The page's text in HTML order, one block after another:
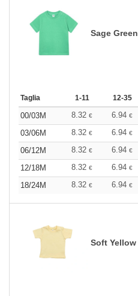
Sage Green
Taglia 1-11 12-35
00/03M 8.32 € 6.94 €
03/06M
8.32 € 6.94 €
06/12M
8.32 € 6.94 €
12/18M
8.32 € 6.94 €
18/24M
8.32 € 6.94 €
Soft Yellow